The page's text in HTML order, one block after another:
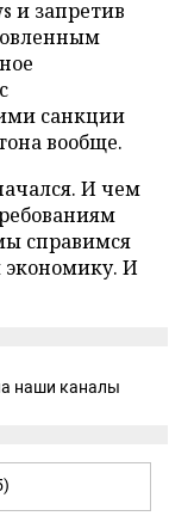
и запретив
санкции
вообще.
И чем
справимся
экономику. И
наши каналы